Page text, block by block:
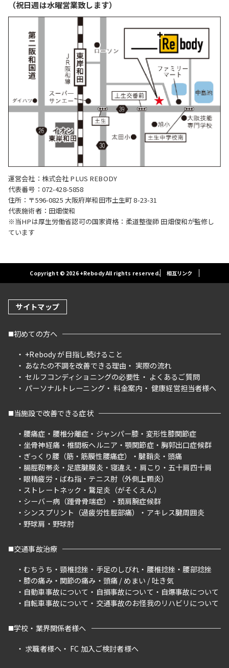
（祝日週は水曜営業致します）
運営会社：株式会社 PLUS REBODY
代表番号：072-428-5858
住所：〒596-0825 大阪府岸和田市土生町 8-23-31
代表施術者：田畑俊和
※当HPは厚生労働省認可の国家資格：柔道整復師 田畑俊和が監修し
ています
Copyright © 2026 +Rebody All rights reserved. 相互リンク
サイトマップ
初めての方へ
+Rebody が目指し続けること
あなたの不調を改善できる理由
実際の流れ
セルフコンディショニングの必要性
よくあるご質問
パーソナルトレーニング
料金案内 健康経営担当者様へ
当施設で改善できる症状
腰痛症
腰椎分離症 ジャンパー膝
変形性膝関節症
坐骨神経痛
椎間板ヘルニア 顎関節症
胸郭出口症候群
ぎっくり腰（筋・筋膜性腰痛症）
腱鞘炎
頭痛
腸脛靭帯炎
足底腱膜炎 寝違え 肩こり
五十肩四十肩
眼精疲労
ばね指
テニス肘（外側上顆炎）
ストレートネック
鵞足炎（がそくえん）
シーバー病（踵骨骨端症）
頚肩腕症候群
シンスプリント（過疲労性脛部痛）
アキレス腱周囲炎
野球肩
野球肘
交通事故治療
むちうち
頸椎捻挫 手足のしびれ 腰椎捻挫
腰部捻挫
膝の痛み
関節の痛み
頭痛 / めまい / 吐き気
自動車事故について
自損事故について
自爆事故について
自転車事故について
交通事故のお怪我のリハビリについて
学校・業界関係者様へ
求職者様へ
FC 加入ご検討者様へ